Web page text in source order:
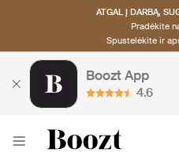
ATGAL Į DARBĄ,
Pradėkite
Spustelėkite ir
Boozt App
4.6